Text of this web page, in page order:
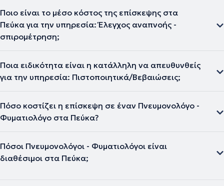
Ποιο είναι το μέσο κόστος της επίσκεψης στα
Πεύκα για την υπηρεσία: Έλεγχος αναπνοής -
σπιρομέτρηση;
Ποια ειδικότητα είναι η κατάλληλη να απευθυνθείς
για την υπηρεσία: Πιστοποιητικά/Βεβαιώσεις;
Πόσο κοστίζει η επίσκεψη σε έναν Πνευμονολόγο -
Φυματιολόγο στα Πεύκα?
Πόσοι Πνευμονολόγοι - Φυματιολόγοι είναι
διαθέσιμοι στα Πεύκα;